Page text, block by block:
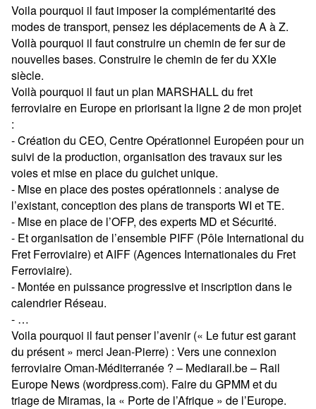
Voila pourquoi il faut imposer la complémentarité des
modes de transport, pensez les déplacements de A à Z.
Voilà pourquoi il faut construire un chemin de fer sur de
nouvelles bases. Construire le chemin de fer du XXIe
siècle.
Voilà pourquoi il faut un plan MARSHALL du fret
ferroviaire en Europe en priorisant la ligne 2 de mon projet
:
-Création du CEO, Centre Opérationnel Européen pour un
suivi de la production, organisation des travaux sur les
voies et mise en place du guichet unique.
- Mise en place des postes opérationnels : analyse de
l’existant, conception des plans de transports WI et TE.
- Mise en place de l’OFP, des experts MD et Sécurité.
- Et organisation de l’ensemble PIFF (Pôle International du
Fret Ferroviaire) et AIFF (Agences Internationales du Fret
Ferroviaire).
- Montée en puissance progressive et inscription dans le
calendrier Réseau.
- …
Voila pourquoi il faut penser l’avenir (« Le futur est garant
du présent » merci Jean-Pierre) : Vers une connexion
ferroviaire Oman-Méditerranée ? – Mediarail.be – Rail
Europe News (wordpress.com). Faire du GPMM et du
triage de Miramas, la « Porte de l’Afrique » de l’Europe.